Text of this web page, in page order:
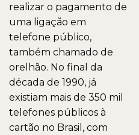
realizar o pagamento de
uma ligação em
telefone público,
também chamado de
orelhão. No final da
década de 1990, já
existiam mais de 350 mil
telefones públicos à
cartão no Brasil, com